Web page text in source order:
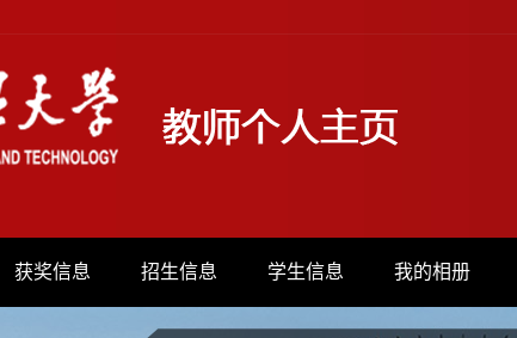
获奖信息 招生信息 学生信息 我的相册